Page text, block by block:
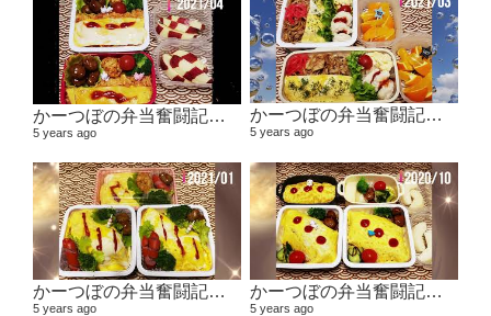
かーつぼの弁当奮闘記その6 【２０２１年４月～５月】
5 years ago
かーつぼの弁当奮闘記その5 【２０２１年２月～３月】
5 years ago
かーつぼの弁当奮闘記その４ 【２０２０年１１月～２０２１年１月】
5 years ago
かーつぼの弁当奮闘記その３ 【２０２０年８・９月～１０月】
5 years ago